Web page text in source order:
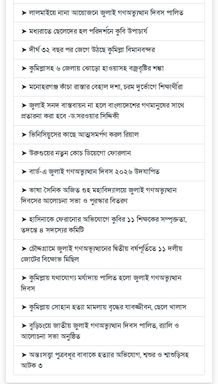
➤ লালমাইয়ে নানা আয়োজনে জুলাই গণঅভ্যুত্থান দিবস পালিত
➤ মধ্যরাতে ছেলেদের হল পরিদর্শনে কুবি উপাচার্য
➤ দীর্ঘ ৩২ বছর পর জেগে উঠছে কুমিল্লা বিমানবন্দর
➤ কুমিল্লাসহ ৬ জেলায় ঝোড়ো হাওয়াসহ বজ্রবৃষ্টির শঙ্কা
➤ মনোহরগঞ্জ কাঁচা রাস্তার বেহাল দশা, চরম দুর্ভোগে শিক্ষার্থীরা
➤ জুলাই সনদ বাস্তবায়ন না হলে বাংলাদেশের গণমানুষের সাথে
প্রতারনা করা হবে -ড.সরওয়ার সিদ্দিকী
➤ ভিনিসিয়ুসের কাছে আত্মসমর্পণ করল রিয়াল
➤ উরুগুয়ের নতুন কোচ ডিয়েগো ফোরলান
➤ বার্ড-এ জুলাই গণঅভ্যুত্থান দিবস ২০২৬ উদযাপিত
➤ ভাষা সৈনিক অজিত গুহ মহাবিদ্যালয়ে জুলাই গণঅভ্যুত্থান
দিবসের আলোচনা সভা ও পুরস্কার বিতরণ
➤ হাসিনাকে ফেরানোর অভিযোগে কুবির ১১ শিক্ষকের সম্পৃক্ততা,
তদন্তে ৪ সদস্যের কমিটি
➤ চৌদ্দগ্রামে জুলাই গণঅভ্যূত্থানের দ্বিতীয় বর্ষপূর্তিতে ১১ দলীয়
জোটের বিক্ষোভ মিছিল
➤ কুমিল্লায় যথাযোগ্য মর্যাদায় পালিত হলো জুলাই গণঅভ্যুত্থান
দিবস
➤ কুমিল্লায় সোহান হত্যা মামলায় বৃদ্ধের যাবজ্জীবন, ছেলে খালাস
➤ বুড়িচংয়ে জাতীয় জুলাই গণঅভ্যুত্থান দিবস পালিত, র‍্যালি ও
আলোচনা সভা অনুষ্ঠিত
➤ অন্তঃসত্ত্বা পুত্রবধূর বাবাকে হত্যার অভিযোগ, শ্বশুর ও শ্বাশুড়িসহ
আটক ৩